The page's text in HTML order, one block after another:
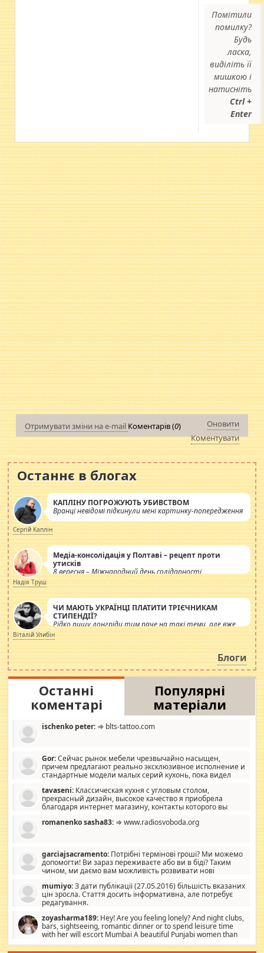
Помітили
помилку?
Будь
ласка,
виділіть її
мишкою і
натисніть
Ctrl +
Enter
Отримувати зміни на e-mail Коментарів (0)
Оновити
Коментувати
Останнє в блогах
КАПЛІНУ ПОГРОЖУЮТЬ УБИВСТВОМ
Вранці невідомі підкинули мені картинку-попередження
Сергій Каплін
Медіа-консолідація у Полтаві – рецепт проти
утисків
8 вересня – Міжнародний день солідарності
журналістів.
Надія Труш
ЧИ МАЮТЬ УКРАЇНЦІ ПЛАТИТИ ТРІЄЧНИКАМ
СТИПЕНДІЇ?
Рідко пишу лонгріди тим паче на такі теми, але вже
просто дістало! Обурюють сьогоднішні інсенуації
навколо стипендіального питання. Штучно
роздувається ще одна соціальна катастрофа.
Віталій Улибін
Блоги
Останні
коментарі
Популярні
матеріали
ischenko peter: ⇒ blts-tattoo.com
Gor:Сейчас рынок мебели чрезвычайно насыщен,
причем предлагают реально эксклюзивное исполнение и
стандартные модели малых серий кухонь, пока видел
стандартные формы, в MebelOk, креативненько и что главное -
со вкусом все в порядке, без ненужных наворотов удорожающих
мебель, а это не последний фактор.
tavaseni: Классическая кухня с угловым столом,
прекрасный дизайн, высокое качество я приобрела
благодаря интернет магазину, контакты которого вы
romanenko sasha83: ⇒ www.radiosvoboda.org
garciajsacramento: Потрібні термінові гроші? Ми можемо
допомогти! Ви зараз переживаєте або ви в біді? Таким
чином, ми даємо вам можливість розвивати нові
допомагати людям, які намагаються дати їм шанс. Кожен
заслуговує на другий шанс, і, оскільки влада не зможе, вони
повинні приймати від інших. Для нас нема багато суми, і зрілість
витрат, а тільки узгоджених сум і нічого іншого. Не чекайте і не
коментуйте цей пост. Введіть суму, яку ви хочете подати, і ми
зв'яжемося з вами з усіма варіантами. зв'яжіться з нами
сьогодні на garciajsacramento@gmail.com Вам потрібні термінові
mumiyo:З дати публікації (27.05.2016) більшість вказаних
цін зросла. Стаття досить інформативна, але потребує
редагування.
zoyasharma189: Hey! Are you feeling lonely? And night clubs,
bars, sightseeing, romantic dinner or to spend leisure time
with her will escort Mumbai A beautiful Punjabi women than
sexy escort companion in arms that you guys feel like 5 star luxury
hotel had to spend the night in their search for loved solitaire free